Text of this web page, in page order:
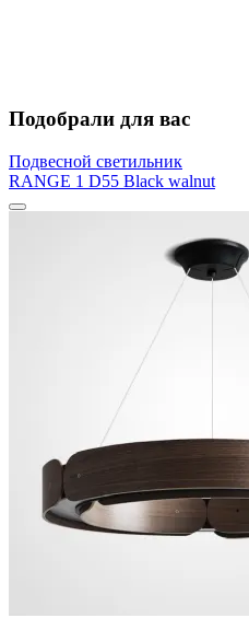
Подобрали для вас
Подвесной светильник
RANGE 1 D55 Black walnut